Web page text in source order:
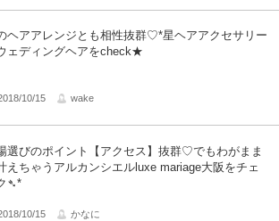
ヘアアレンジとも相性抜群♡*星ヘアアクセサリー
ェディングヘアをcheck★
10/15 wake
選びのポイント【アクセス】抜群♡でもわがまま
えちゃうアルカンシエルluxe mariage大阪をチェ
➴*
10/15 かなに